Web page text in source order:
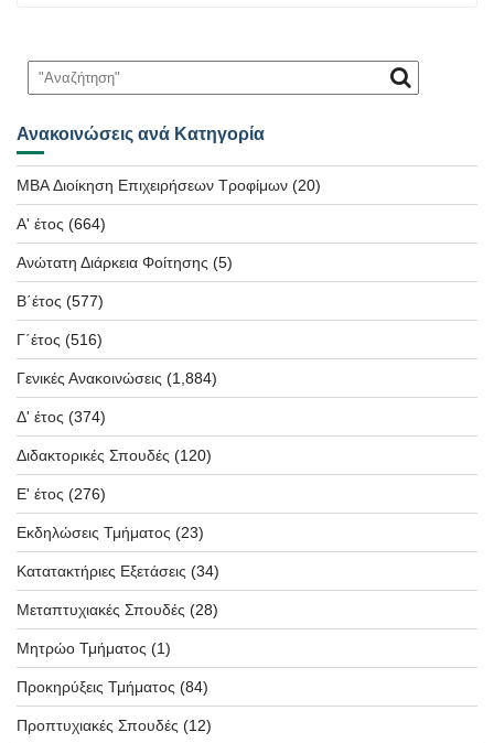
Ανακοινώσεις ανά Κατηγορία
MBA Διοίκηση Επιχειρήσεων Τροφίμων (20)
Α' έτος (664)
Ανώτατη Διάρκεια Φοίτησης (5)
Β΄έτος (577)
Γ΄έτος (516)
Γενικές Ανακοινώσεις (1,884)
Δ' έτος (374)
Διδακτορικές Σπουδές (120)
Ε' έτος (276)
Εκδηλώσεις Τμήματος (23)
Κατατακτήριες Εξετάσεις (34)
Μεταπτυχιακές Σπουδές (28)
Μητρώο Τμήματος (1)
Προκηρύξεις Τμήματος (84)
Προπτυχιακές Σπουδές (12)